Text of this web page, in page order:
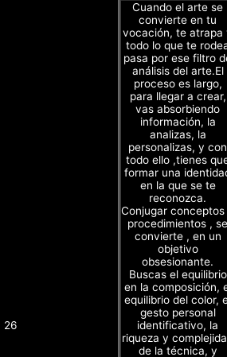
26
Cuando el arte se
convierte en tu
vocación, te atrapa
todo lo que te
pasa por ese filtro
análisis del arte.El
proceso es largo,
para llegar a crear,
vas absorbiendo
información, la
analizas, la
personalizas, y con
todo ello ,tienes
formar una
en la que se te
reconozca.
Conjugar
procedimientos , se
convierte , en un
objetivo
obsesionante.
Buscas el equilibrio
en la composición,
equilibrio del color,
gesto personal
identificativo, la
riqueza y
de la técnica, y